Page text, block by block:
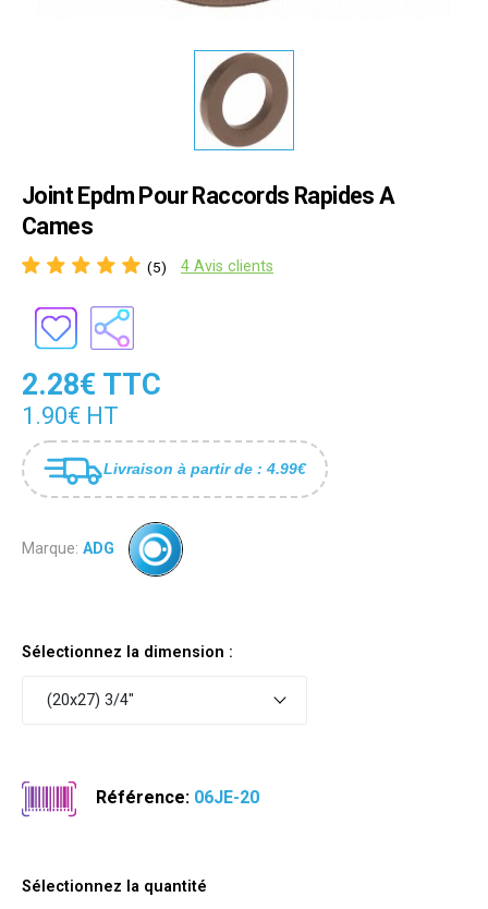
Joint Epdm Pour Raccords Rapides A
Cames
(5) 4 Avis clients
2.28€ TTC
1.90€ HT
Livraison à partir de : 4.99€
Marque: ADG
Sélectionnez la dimension :
(20x27) 3/4"
Référence: 06JE-20
Sélectionnez la quantité